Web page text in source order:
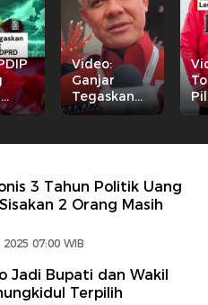
Video:
Ganjar
Tegaskan
PDIP Tolak
DPRD,
Rakernas
3 Tahun Politik Uang
2 Orang Masih
07:00 WIB
Jadi Bupati dan Wakil
Terpilih